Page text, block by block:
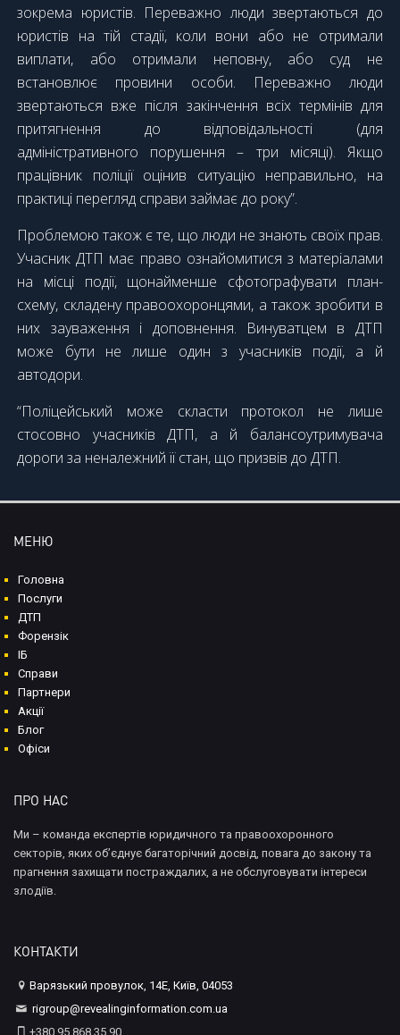
зокрема юристів. Переважно люди звертаються до
юристів на тій стадії, коли вони або не отримали
виплати, або отримали неповну, або суд не
встановлює провини особи. Переважно люди
звертаються вже після закінчення всіх термінів для
притягнення до відповідальності (для
адміністративного порушення – три місяці). Якщо
працівник поліції оцінив ситуацію неправильно, на
практиці перегляд справи займає до року”.
Проблемоютакож є те, що люди не знають своїх прав.
Учасник ДТП має право ознайомитися з матеріалами
на місці події, щонайменше сфотографувати план-
схему, складену правоохоронцями, а також зробити в
них зауваження і доповнення. Винуватцем в ДТП
може бути не лише один з учасників події, а й
автодори.
“Поліцейський може скласти протокол не лише
стосовно учасників ДТП, а й балансоутримувача
дороги за неналежний її стан, що призвів до ДТП.
МЕНЮ
Головна
Послуги
ДТП
Форензік
ІБ
Справи
Партнери
Акції
Блог
Офіси
ПРО НАС
Ми – команда експертів юридичного та правоохоронного
секторів, яких об’єднує багаторічний досвід, повага до закону та
прагнення захищати постраждалих, а не обслуговувати інтереси
злодіїв.
КОНТАКТИ
Варязький провулок, 14Е, Київ, 04053
rigroup@revealinginformation.com.ua
+380 95 868 35 90